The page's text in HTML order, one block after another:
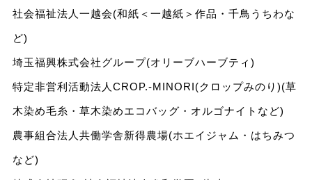
社会福祉法人一越会(和紙＜一越紙＞作品・千鳥うちわな
ど)
埼玉福興株式会社グループ(オリーブハーブティ)
特定非営利活動法人CROP.-MINORI(クロップみのり)(草
木染め毛糸・草木染めエコバッグ・オルゴナイトなど)
農事組合法人共働学舎新得農場(ホエイジャム・はちみつ
など)